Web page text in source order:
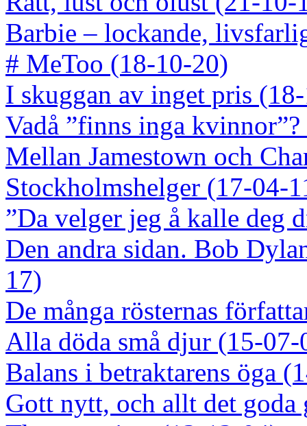
Barbie – lockande,
# MeToo (18-10-20)
I skuggan av inget pris
Vadå ”finns inga
Mellan Jamestown och
Stockholmshelger (17-04-
”Da velger jeg å kalle deg
Den andra sidan. Bob
17)
De många rösternas
Alla döda små djur (15-07-
Balans i betraktarens öga
Gott nytt, och allt det goda